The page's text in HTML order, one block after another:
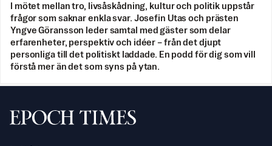
I mötet mellan tro, livsåskådning, kultur och politik uppstår
frågor som saknar enkla svar. Josefin Utas och prästen
Yngve Göransson leder samtal med gäster som delar
erfarenheter, perspektiv och idéer – från det djupt
personliga till det politiskt laddade. En podd för dig som vill
förstå mer än det som syns på ytan.
Svenska Epoch Times